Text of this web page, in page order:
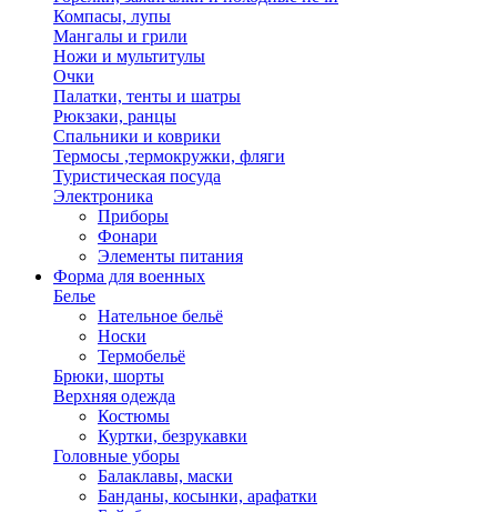
Компасы, лупы
Мангалы и грили
Ножи и мультитулы
Очки
Палатки, тенты и шатры
Рюкзаки, ранцы
Спальники и коврики
Термосы ,термокружки, фляги
Туристическая посуда
Электроника
Приборы
Фонари
Элементы питания
Форма для военных
Белье
Нательное бельё
Носки
Термобельё
Брюки, шорты
Верхняя одежда
Костюмы
Куртки, безрукавки
Головные уборы
Балаклавы, маски
Банданы, косынки, арафатки